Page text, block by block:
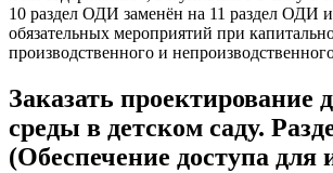
10 раздел ОДИ заменён на 11 раздел ОДИ
обязательных мероприятий при
производственного и
Заказать проектирование
среды в детском саду.
(Обеспечение доступа для